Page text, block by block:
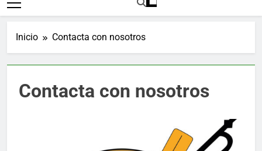
Inicio Contacta con nosotros
Contacta con nosotros